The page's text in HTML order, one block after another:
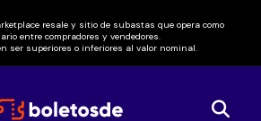
resale y sitio de subastas que opera como
entre compradores y vendedores.
ser superiores o inferiores al valor nominal.